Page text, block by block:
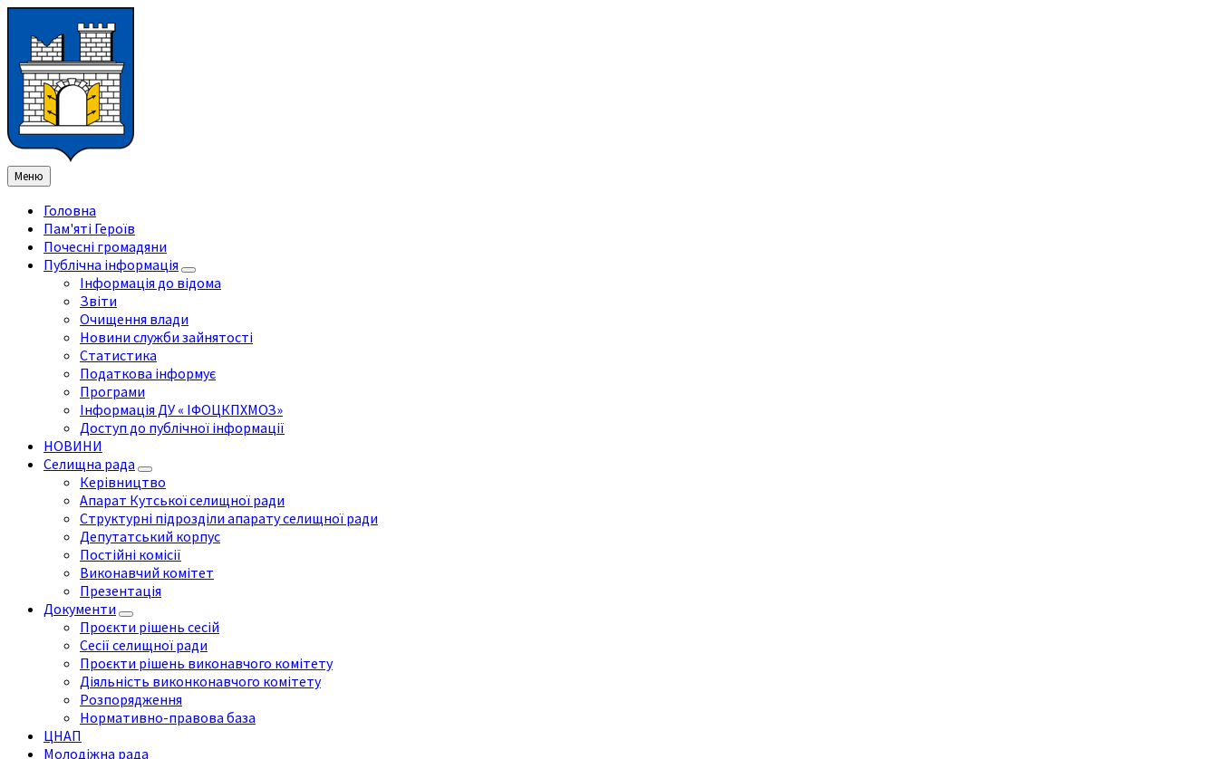
змісту
ліву
бічну
панель
праву
бічну
панель
нижнього
колонтитула
Меню
Головна
Пам'яті Героїв
Почесні громадяни
Публічна інформація
Інформація до відома
Звіти
Очищення влади
Новини служби зайнятості
Статистика
Податкова інформує
Програми
Інформація ДУ « ІФОЦКПХМОЗ»
Доступ до публічної інформації
НОВИНИ
Селищна рада
Керівництво
Апарат Кутської селищної ради
Структурні підрозділи апарату селищної ради
Депутатський корпус
Постійні комісії
Виконавчий комітет
Презентація
Документи
Проєкти рішень сесій
Сесії селищної ради
Проєкти рішень виконавчого комітету
Діяльність виконконавчого комітету
Розпорядження
Нормативно-правова база
ЦНАП
Молодіжна рада